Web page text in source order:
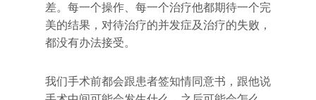
差。每一个操作、每一个治疗他都期待一个完
美的结果，对待治疗的并发症及治疗的失败，
都没有办法接受。
我们手术前都会跟患者签知情同意书，跟他说